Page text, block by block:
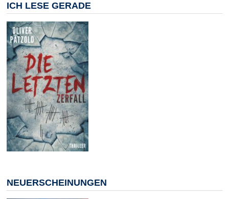
ICH LESE GERADE
NEUERSCHEINUNGEN